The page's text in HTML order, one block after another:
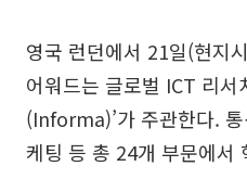
영국 런던에서 21일(현지
어워드는 글로벌 ICT 리서
(Informa)’가 주관한다.
케팅 등 총 24개 부문에서